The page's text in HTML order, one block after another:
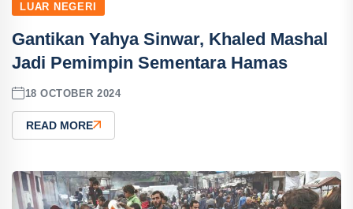
LUAR NEGERI
Gantikan Yahya Sinwar, Khaled Mashal
Jadi Pemimpin Sementara Hamas
18 OCTOBER 2024
READ MORE